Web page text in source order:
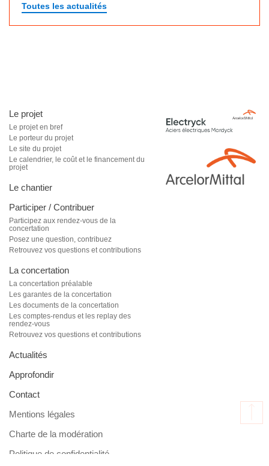
Toutes les actualités
Le projet
Le projet en bref
Le porteur du projet
Le site du projet
Le calendrier, le coût et le financement du
projet
Le chantier
Participer / Contribuer
Participez aux rendez-vous de la
concertation
Posez une question, contribuez
Retrouvez vos questions et contributions
La concertation
La concertation préalable
Les garantes de la concertation
Les documents de la concertation
Les comptes-rendus et les replay des
rendez-vous
Retrouvez vos questions et contributions
Actualités
Approfondir
Contact
Mentions légales
Charte de la modération
Politique de confidentialité